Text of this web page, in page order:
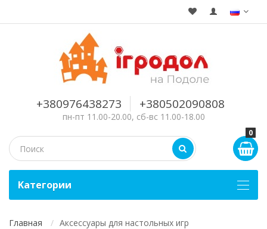
+380976438273 +380502090808
пн-пт 11.00-20.00, сб-вс 11.00-18.00
0
Kатегории
Главная Аксессуары для настольных игр